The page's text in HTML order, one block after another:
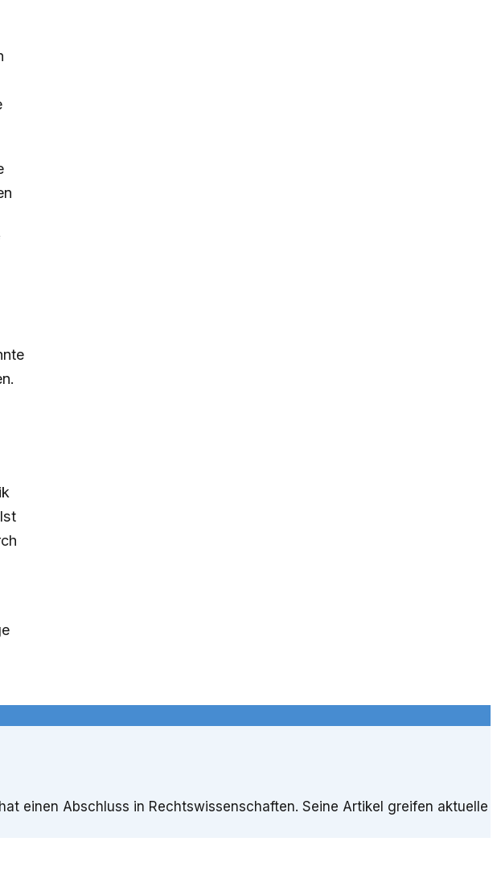
einen Abschluss in Rechtswissenschaften. Seine Artikel greifen aktuelle